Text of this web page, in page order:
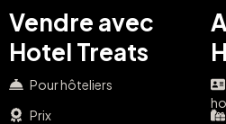
Vendre avec
Hotel Treats
Pour hôteliers
Prix